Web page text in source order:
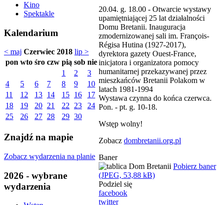
Kino
Spektakle
Kalendarium
< maj Czerwiec 2018 lip >
pon wto śro czw pią sob nie
1
2
3
4
5 6 7 8 9
10
11
12 13 14 15 16
17
18
19 20 21 22 23
24
25
26 27 28 29 30
Znajdź na mapie
Zobacz wydarzenia na planie
2026 - wybrane
wydarzenia
20.04. g. 18.00 - Otwarcie wystawy
upamiętniającej 25 lat działalności
Domu Bretanii. Inauguracja
zmodernizowanej sali im. François-
Régisa Hutina (1927-2017),
dyrektora gazety Ouest-France,
inicjatora i organizatora pomocy
humanitarnej przekazywanej przez
mieszkańców Bretanii Polakom w
latach 1981-1994
Wystawa czynna do końca czerwca.
Pon. - pt. g. 10-18.
Wstęp wolny!
Zobacz dombretanii.org.pl
Baner
Pobierz baner
(JPEG, 53,88 kB)
Podziel się
facebook
twitter